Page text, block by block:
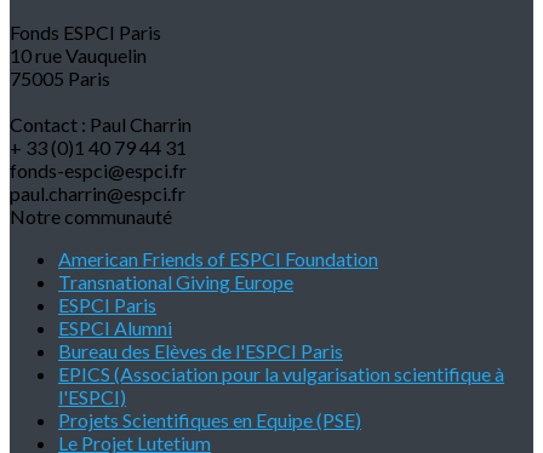
Fonds ESPCI Paris
10 rue Vauquelin
75005 Paris
Contact : Paul Charrin
+ 33 (0)1 40 79 44 31
fonds-espci@espci.fr
paul.charrin@espci.fr
Notre communauté
American Friends of ESPCI Foundation
Transnational Giving Europe
ESPCI Paris
ESPCI Alumni
Bureau des Elèves de l'ESPCI Paris
EPICS (Association pour la vulgarisation scientifique à
l'ESPCI)
Projets Scientifiques en Equipe (PSE)
Le Projet Lutetium